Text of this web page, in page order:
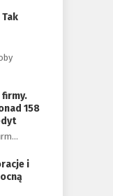
158
i